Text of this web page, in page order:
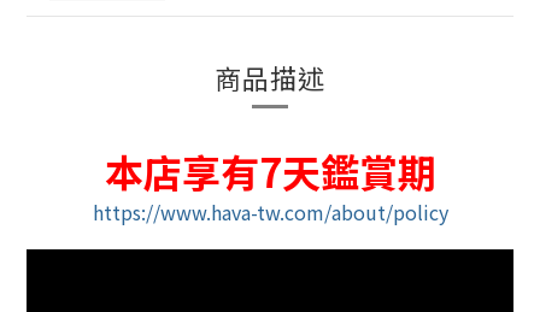
商品描述
本店享有7天鑑賞期
https://www.hava-tw.com/about/policy